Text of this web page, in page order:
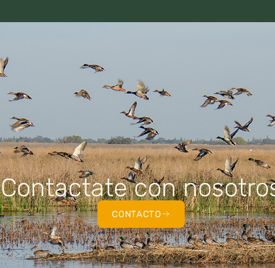
Contactate con
CONTACTO